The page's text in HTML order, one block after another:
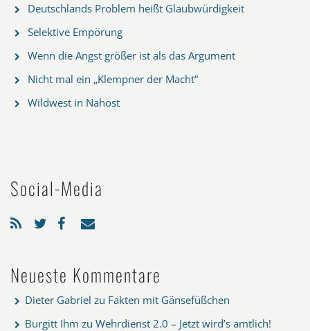
Deutschlands Problem heißt Glaubwürdigkeit
Selektive Empörung
Wenn die Angst größer ist als das Argument
Nicht mal ein „Klempner der Macht“
Wildwest in Nahost
Social-Media
Neueste Kommentare
Dieter Gabriel zu Fakten mit Gänsefüßchen
Burgitt Ihm zu Wehrdienst 2.0 – Jetzt wird’s amtlich!